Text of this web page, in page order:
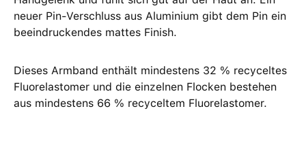
neuer Pin‑Verschluss aus Aluminium gibt dem Pin ein
beeindruckendes mattes Finish.
Dieses Armband enthält mindestens 32 % recyceltes
Fluorelastomer und die einzelnen Flocken bestehen
aus mindestens 66 % recyceltem Fluorelastomer.